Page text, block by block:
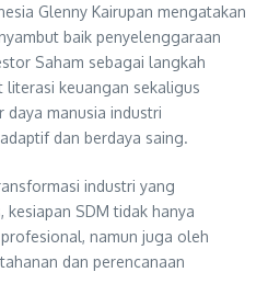
Glenny Kairupan mengatakan
baik penyelenggaraan
Saham sebagai langkah
keuangan sekaligus
daya manusia industri
dan berdaya saing.
industri yang
SDM tidak hanya
namun juga oleh
dan perencanaan